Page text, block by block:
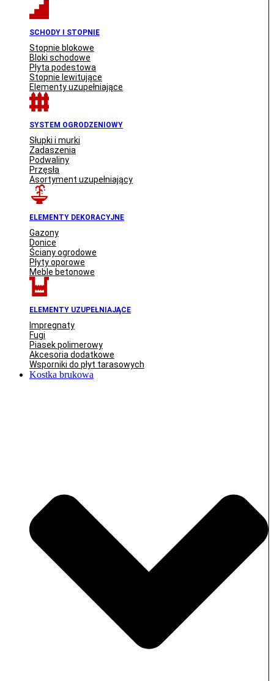
SCHODY I STOPNIE
Stopnie blokowe
Bloki schodowe
Płyta podestowa
Stopnie lewitujące
Elementy uzupełniające
SYSTEM OGRODZENIOWY
Słupki i murki
Zadaszenia
Podwaliny
Przęsła
Asortyment uzupełniający
ELEMENTY DEKORACYJNE
Gazony
Donice
Ściany ogrodowe
Płyty oporowe
Meble betonowe
ELEMENTY UZUPEŁNIAJĄCE
Impregnaty
Fugi
Piasek polimerowy
Akcesoria dodatkowe
Wsporniki do płyt tarasowych
Kostka brukowa